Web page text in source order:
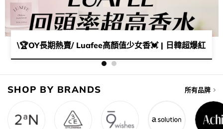
\🏆​OY長期熱賣/ Luafee高顏值少女香💓​ | 日韓超爆紅​​
好物推薦+香味指南大放送！💓​
SHOP BY BRANDS 所有品牌